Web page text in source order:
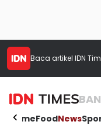
Baca artikel IDN
HomeFoodNews